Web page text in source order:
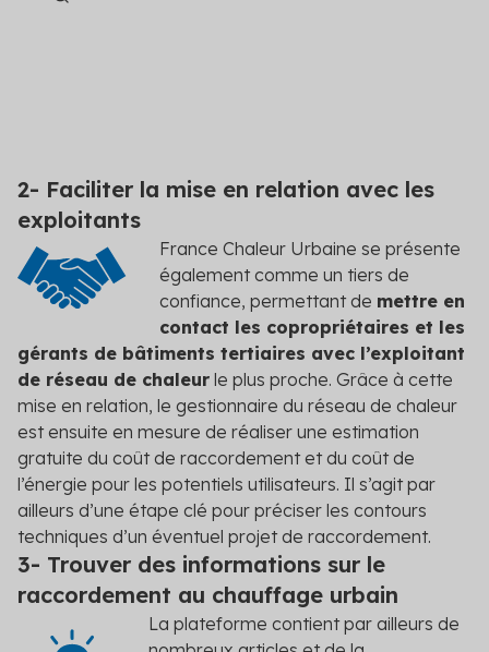
2- Faciliter la mise en relation avec les
exploitants
France Chaleur Urbaine se présente
également comme un tiers de
confiance, permettant de mettre en
contact les copropriétaires et les
gérants de bâtiments tertiaires avec l’exploitant
de réseau de chaleur le plus proche. Grâce à cette
mise en relation, le gestionnaire du réseau de chaleur
est ensuite en mesure de réaliser une estimation
gratuite du coût de raccordement et du coût de
l’énergie pour les potentiels utilisateurs. Il s’agit par
ailleurs d’une étape clé pour préciser les contours
techniques d’un éventuel projet de raccordement.
3- Trouver des informations sur le
raccordement au chauffage urbain
La plateforme contient par ailleurs de